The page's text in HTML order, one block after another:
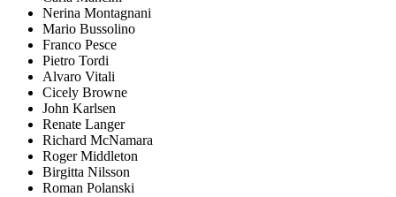
Nerina Montagnani
Mario Bussolino
Franco Pesce
Pietro Tordi
Alvaro Vitali
Cicely Browne
John Karlsen
Renate Langer
Richard McNamara
Roger Middleton
Birgitta Nilsson
Roman Polanski